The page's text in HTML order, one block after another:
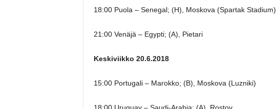
18:00 Puola – Senegal; (H), Moskova (Spartak Stadium)
21:00 Venäjä – Egypti; (A), Pietari
Keskiviikko 20.6.2018
15:00 Portugali – Marokko; (B), Moskova (Luzniki)